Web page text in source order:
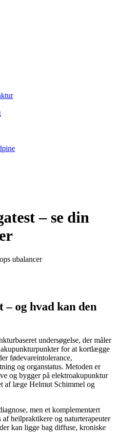
– se din
ubalancer
– og hvad kan den
undersøgelse, der måler
for at kortlægge
fødevareintolerance,
og organstatus. Metoden er
og bygger på elektroakupunktur
af læge Helmut Schimmel og
men et komplementært
heilpraktikere og naturterapeuter
kan ligge bag diffuse, kroniske